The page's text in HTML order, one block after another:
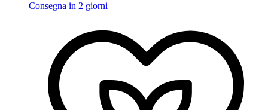
Consegna in 2 giorni